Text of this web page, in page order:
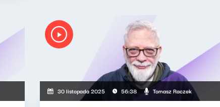
30 listopada 2025 56:38 Tomasz Raczek